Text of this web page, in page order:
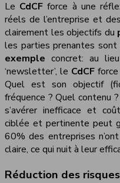
Le CdCFforce à une
réels de l’entreprise et
clairement les objectifs du
les parties prenantes sont
exemple concret: au
‘newsletter’, le CdCF
Quel est son objectif
fréquence ? Quel contenu
s’avérer inefficace et
ciblée et pertinente peut
60% des entreprises
claire, ce qui nuit à leur
Réduction des